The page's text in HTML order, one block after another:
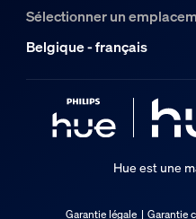
Autre
Dimensions et
Code barre produit
8719514407428
0,04 kg
Sélectionner un
Belgique - français
Hue est une
Garantie légale Garantie